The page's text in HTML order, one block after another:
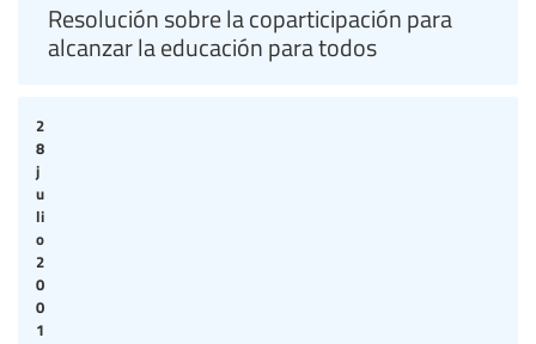
Resolución sobre la coparticipación para
alcanzar la educación para todos
2
8
j
u
li
o
2
0
0
1